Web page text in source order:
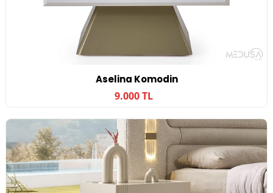
Aselina Komodin
9.000 TL